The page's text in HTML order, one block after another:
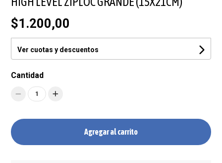
$1.200,00
Ver cuotas y descuentos
Cantidad
1
Agregar al carrito